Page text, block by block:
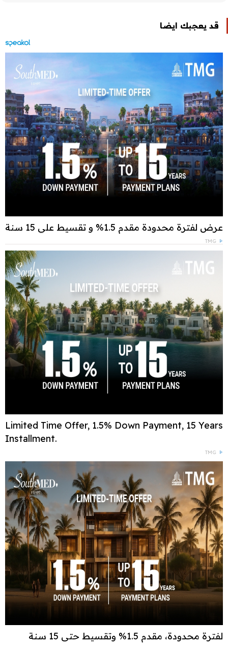
قد يعجبك ايضا
عرض لفترة محدودة مقدم 1.5% و تقسيط علي 15 سنة
TMG
Limited Time Offer, 1.5% Down Payment, 15 Years
Installment.
TMG
لفترة محدودة، مقدم 1.5% وتقسيط حتى 15 سنة